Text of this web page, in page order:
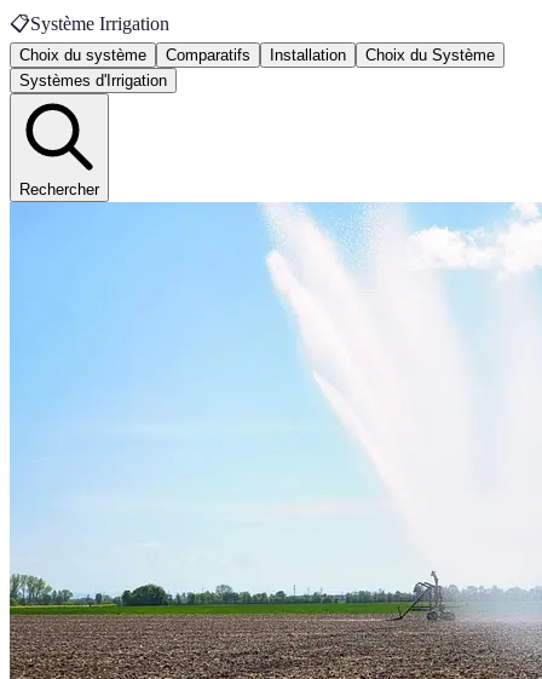
📋Système Irrigation
Choix du système Comparatifs Installation
Choix du Système
Systèmes d'Irrigation
Rechercher